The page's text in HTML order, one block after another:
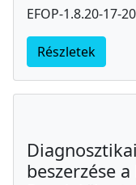
EFOP-1.8.20-17-
Részletek
beszerzése